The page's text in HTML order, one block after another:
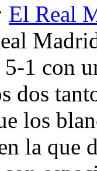
El Real
1 con
dos
los
la que